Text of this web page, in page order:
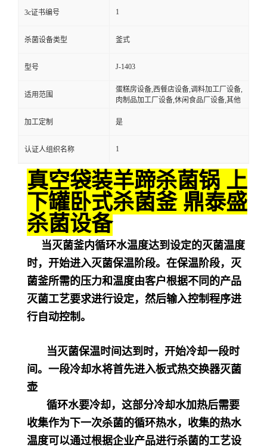
3c证书编号 1
杀菌设备类型 釜式
型号 J-1403
适用范围
蛋糕房设备,西餐店设备,调料加工厂设备,
肉制品加工厂设备,休闲食品厂设备,其他
加工定制 是
认证人组织名称 1
真空袋装羊蹄杀菌锅 上
下罐卧式杀菌釜 鼎泰盛
杀菌设备
当灭菌釜内循环水温度达到设定的灭菌温度
时，开始进入灭菌保温阶段。在保温阶段，灭
菌釜所需的压力和温度由客户根据不同的产品
灭菌工艺要求进行设定，然后输入控制程序进
行自动控制。
当灭菌保温时间达到时，开始冷却一段时
间。一段冷却水将首先进入板式热交换器灭菌
壶
循环水要冷却，这部分冷却水加热后需要
收集作为下一次杀菌的循环热水，收集的热水
温度可以通过根据企业产品进行杀菌的工艺设